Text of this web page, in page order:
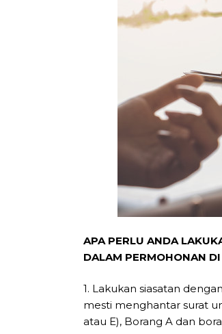
APA PERLU ANDA
DALAM PERMOHONAN
1. Lakukan siasatan
mesti menghantar surat
atau E), Borang A dan